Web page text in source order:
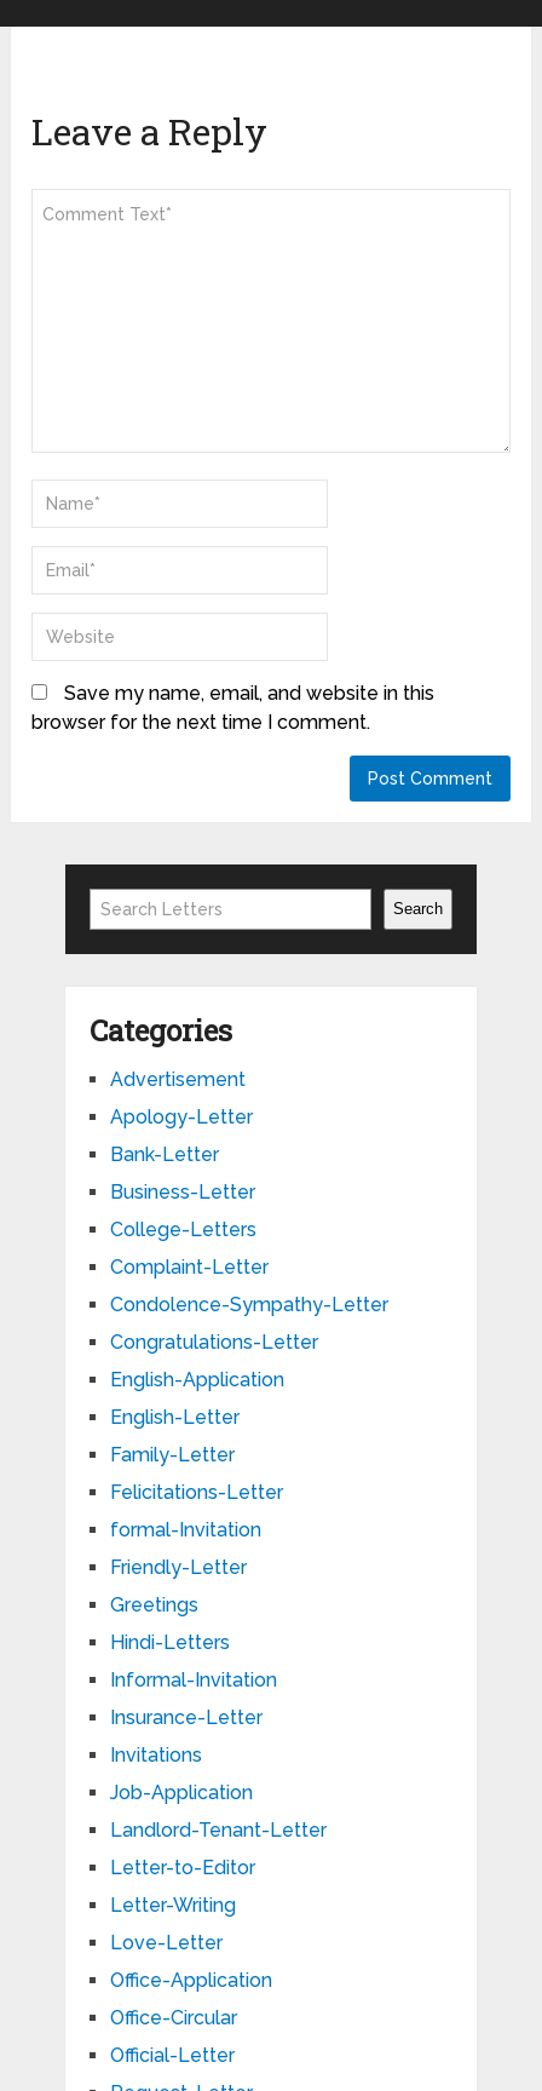
Leave a Reply
Save my name, email, and website in this
browser for the next time I comment.
Search Search
Categories
Advertisement
Apology-Letter
Bank-Letter
Business-Letter
College-Letters
Complaint-Letter
Condolence-Sympathy-Letter
Congratulations-Letter
English-Application
English-Letter
Family-Letter
Felicitations-Letter
formal-Invitation
Friendly-Letter
Greetings
Hindi-Letters
Informal-Invitation
Insurance-Letter
Invitations
Job-Application
Landlord-Tenant-Letter
Letter-to-Editor
Letter-Writing
Love-Letter
Office-Application
Office-Circular
Official-Letter